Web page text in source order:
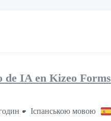
de IA en Kizeo Forms
Іспанською мовою